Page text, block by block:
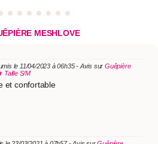
MESHLOVE
le 11/04/2023 à 06h35 - Avis sur Guêpière
Taille S/M
et confortable